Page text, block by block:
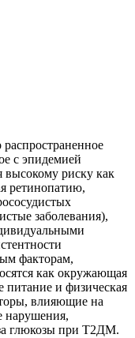
с эпидемией
риску как
ретинопатию,
заболевания),
факторам,
как окружающая
питание и физическая
влияющие на
нарушения,
глюкозы при Т2ДМ.